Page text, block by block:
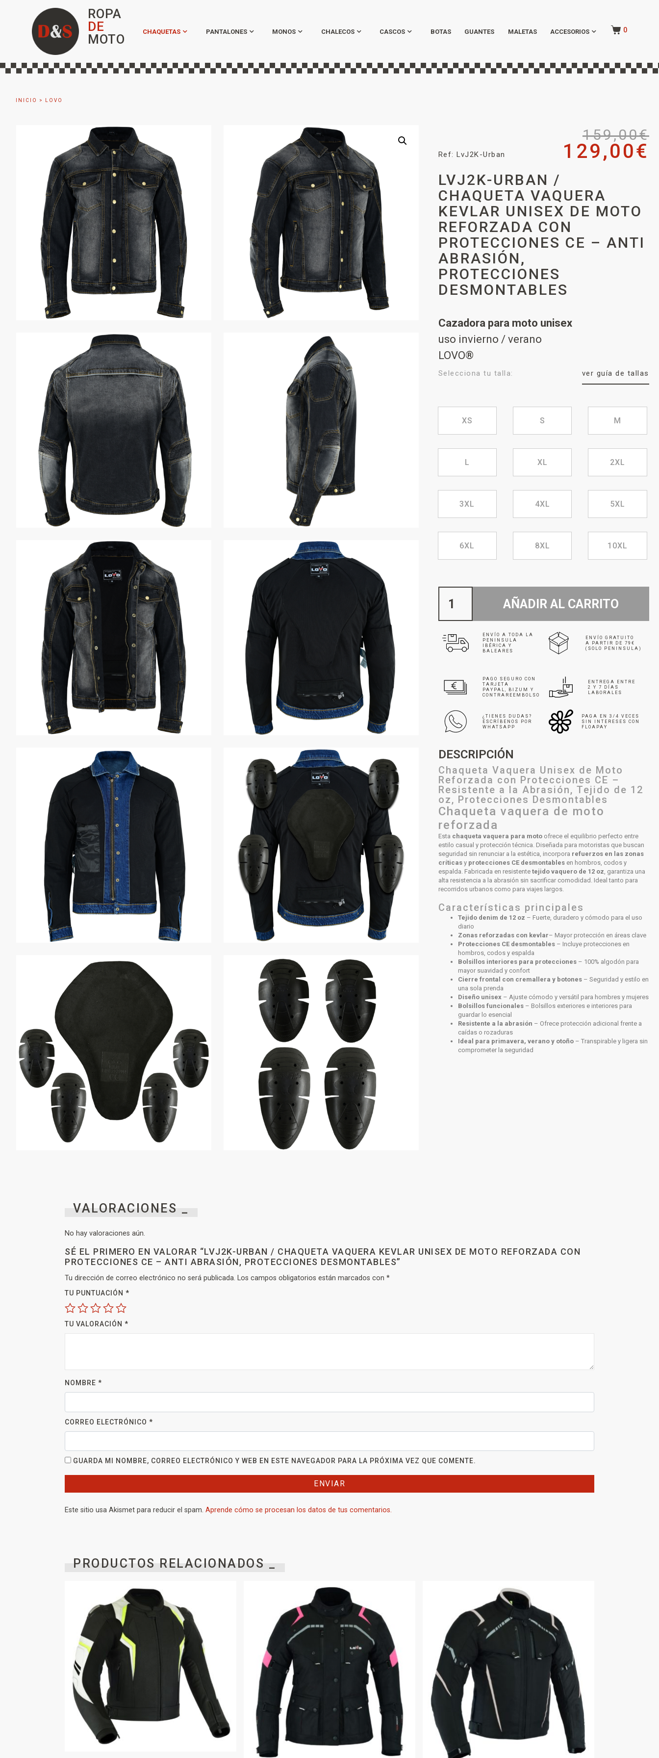
ROPA
DE
MOTO
CHAQUETAS PANTALONES MONOS CHALECOS CASCOS BOTAS GUANTES MALETAS ACCESORIOS 0
INICIO > LOVO
Ref: LvJ2K-Urban
159,00€
129,00€
LVJ2K-URBAN /
CHAQUETA VAQUERA
KEVLAR UNISEX DE MOTO
REFORZADA CON
PROTECCIONES CE – ANTI
ABRASIÓN,
PROTECCIONES
DESMONTABLES
Cazadora para moto unisex
uso invierno / verano
LOVO®
Selecciona tu talla: ver guía de tallas
XS S M
L XL 2XL
3XL 4XL 5XL
6XL 8XL 10XL
AÑADIR AL CARRITO
ENVÍO A TODA LA
PENINSULA
IBÉRICA Y
BALEARES
ENVÍO GRATUITO
A PARTIR DE 79€
(SOLO PENINSULA)
PAGO SEGURO CON
TARJETA
PAYPAL, BIZUM Y
CONTRAREEMBOLSO
ENTREGA ENTRE
2 Y 7 DÍAS
LABORALES
¿TIENES DUDAS?
ESCRÍBENOS POR
WHATSAPP
PAGA EN 3/4 VECES
SIN INTERESES CON
FLOAPAY
DESCRIPCIÓN
Chaqueta Vaquera Unisex de Moto
Reforzada con Protecciones CE –
Resistente a la Abrasión, Tejido de 12
oz, Protecciones Desmontables
Chaqueta vaquera de moto
reforzada
Esta chaqueta vaquera para motoofrece el equilibrio perfecto entre
estilo casual y protección técnica. Diseñada para motoristas que buscan
seguridad sin renunciar a la estética, incorpora refuerzos en las zonas
críticasy protecciones CE desmontablesen hombros, codos y
espalda. Fabricada en resistente tejido vaquero de 12 oz, garantiza una
alta resistencia a la abrasión sin sacrificar comodidad. Ideal tanto para
recorridos urbanos como para viajes largos.
Características principales
Tejido denim de 12 oz – Fuerte, duradero y cómodo para el uso
diario
Zonas reforzadas con kevlar– Mayor protección en áreas clave
Protecciones CE desmontables– Incluye protecciones en
hombros, codos y espalda
Bolsillos interiores para protecciones– 100% algodón para
mayor suavidad y confort
Cierre frontal con cremallera y botones– Seguridad y estilo en
una sola prenda
Diseño unisex– Ajuste cómodo y versátil para hombres y mujeres
Bolsillos funcionales– Bolsillos exteriores e interiores para
guardar lo esencial
Resistente a la abrasión – Ofrece protección adicional frente a
caídas o rozaduras
Ideal para primavera, verano y otoño– Transpirable y ligera sin
comprometer la seguridad
VALORACIONES _
No hay valoraciones aún.
SÉ EL PRIMERO EN VALORAR “LVJ2K-URBAN / CHAQUETA VAQUERA KEVLAR UNISEX DE MOTO REFORZADA CON
PROTECCIONES CE – ANTI ABRASIÓN, PROTECCIONES DESMONTABLES”
Tu dirección de correo electrónico no será publicada. Los campos obligatorios están marcados con *
TU PUNTUACIÓN *
TU VALORACIÓN *
NOMBRE *
CORREO ELECTRÓNICO *
GUARDA MI NOMBRE, CORREO ELECTRÓNICO Y WEB EN ESTE NAVEGADOR PARA LA PRÓXIMA VEZ QUE COMENTE.
Este sitio usa Akismet para reducir el spam. Aprende cómo se procesan los datos de tus comentarios.
PRODUCTOS RELACIONADOS _